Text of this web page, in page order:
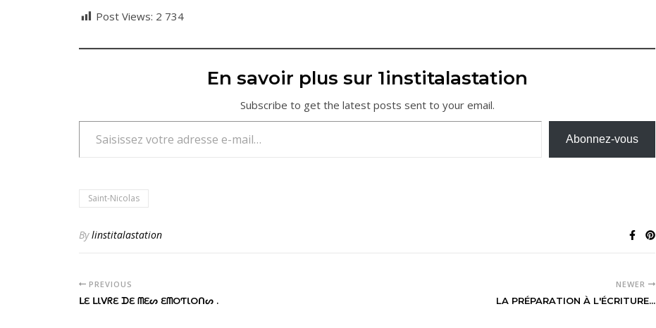
Post Views: 2 734
En savoir plus sur 1institalastation
Subscribe to get the latest posts sent to your email.
Saisissez votre adresse e-mail…
Abonnez-vous
Saint-Nicolas
Bylinstitalastation
PREVIOUS
ᒪƐ ᒪƖᐯᖇƐ ᗪƐ ᗰƐᔕ ƐᗰOƬƖOᑎᔕ .
NEWER
LA PRÉPARATION À L'ÉCRITURE...